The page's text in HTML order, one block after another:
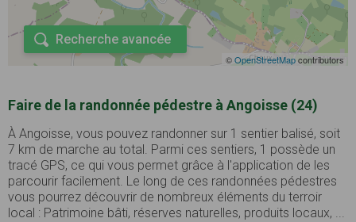
©OpenStreetMapcontributors
Recherche avancée
Faire de la randonnée pédestre à Angoisse (24)
À Angoisse, vous pouvez randonner sur 1 sentier balisé, soit
7 km de marche au total. Parmi ces sentiers, 1 possède un
tracé GPS, ce qui vous permet grâce à l'application de les
parcourir facilement. Le long de ces randonnées pédestres
vous pourrez découvrir de nombreux éléments du terroir
local : Patrimoine bâti, réserves naturelles, produits locaux, ...